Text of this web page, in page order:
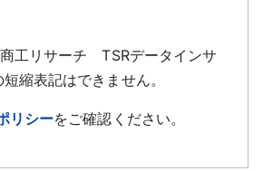
工リサーチ TSRデータインサ
縮表記はできません。
リシーをご確認ください。